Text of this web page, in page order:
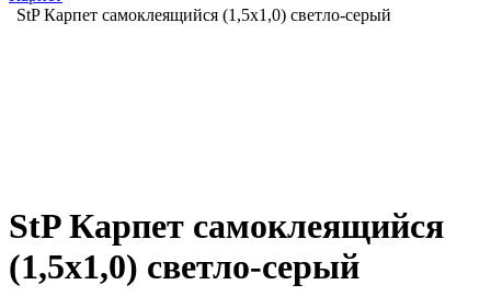
StP Карпет самоклеящийся (1,5x1,0) светло-серый
StP Карпет самоклеящийся
(1,5x1,0) светло-серый